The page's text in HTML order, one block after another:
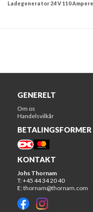
Ladegenerator 24 V 110 Ampere
GENERELT
Om os
Handelsvilkår
BETALINGSFORMER
KONTAKT
Johs Thornam
T: +45 44 34 20 40
E:thornam@thornam.com